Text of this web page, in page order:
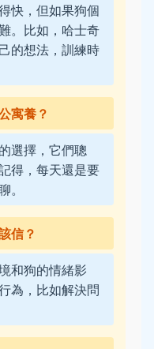
快，但如果狗個
。比如，哈士奇
的想法，訓練時
寓養？
選擇，它們聰
得，每天還是要
。
信？
和狗的情緒影
為，比如解決問